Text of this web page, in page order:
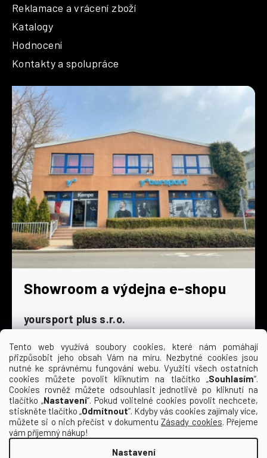
Tento web využívá soubory cookies, které nám pomáhají
přizpůsobit jeho obsah Vám na míru. Nezbytné cookies jsou
nutné ke správnému fungování webu. Využití všech ostatních
cookies můžete povolit kliknutím na tlačítko „Souhlasím“.
Cookies rovněž můžete odsouhlasit jednotlivě po kliknutí na
tlačítko „Nastavení“. Pokud volitelné cookies povolit nechcete,
stiskněte tlačítko „Odmítnout“. Kdyby vás cookies zajímaly více,
můžete si o nich přečíst v dokumentuZásady cookies. Přejeme
vám příjemný nákup!
Nastavení
Reklamace a vrácení zboží
Katalogy
Hodnocení
Kontakty a spolupráce
Showroom a výdejna e-shopu
yoursport plus s.r.o.
Dyjská 845/4
196 00 Praha 9 - Čakovice
Po - Čt
9:00 - 16:30
Pá
9:00 - 15:30
So
zavřeno
Ne
zavřeno